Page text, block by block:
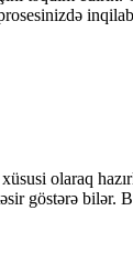
olaraq
göstərə bilər.